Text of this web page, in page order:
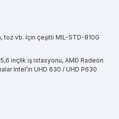
toz vb. Için çeşitli MIL-STD-810G
inçlik iş istasyonu, AMD Radeon
Intel’in UHD 630 / UHD P630